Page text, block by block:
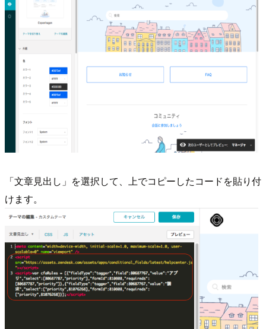
「文章見出し」を選択して、上でコピーしたコードを貼り付
けます。